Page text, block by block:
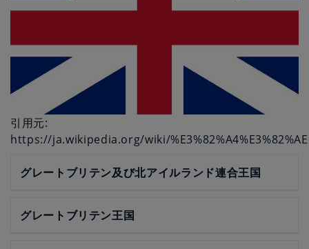
引用元:
https://ja.wikipedia.org/wiki/
グレートブリテン及び北アイルランド連合王国
グレートブリテン王国